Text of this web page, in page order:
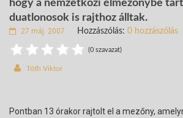
hogy a nemzetközi élmezőnybe
duatlonosok is rajthoz álltak.
27 máj. 2007 Hozzászólás: 0 hozzászólás
(0 szavazat)
Tóth Viktor
Pontban 13 órakor rajtolt el a mezőny,